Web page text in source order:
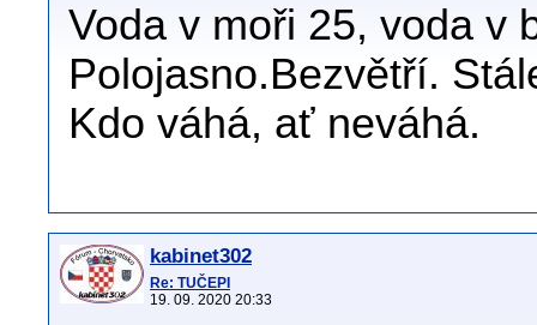
Voda v moři 25, voda v
Polojasno.Bezvětří.
Kdo váhá, ať neváhá.
kabinet302
Re: TUČEPI
19. 09. 2020 20:33